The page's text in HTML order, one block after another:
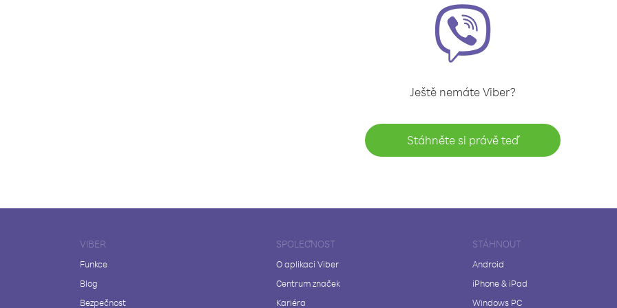
Ještě nemáte Viber?
Stáhněte si právě teď
VIBER
Funkce
Blog
Bezpečnost
SPOLEČNOST
O aplikaci Viber
Centrum značek
Kariéra
STÁHNOUT
Android
iPhone & iPad
Windows PC